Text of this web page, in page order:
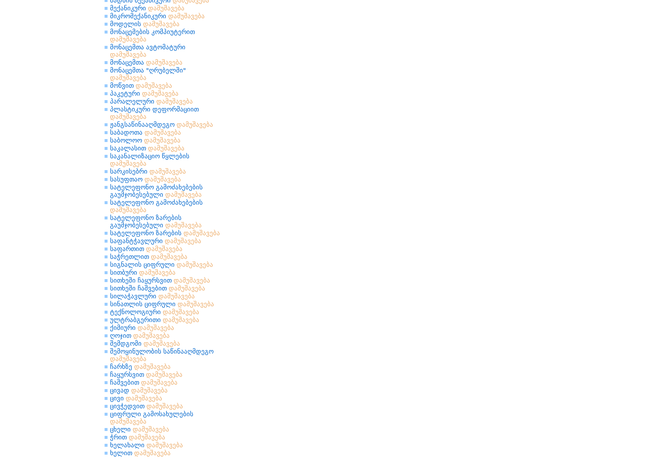
მექანიკური დამუშავება
მიკრომექანიკური დამუშავება
მოდელის დამუშავება
მონაცემების კომპიუტერით
დამუშავება
მონაცემთა ავტომატური
დამუშავება
მონაცემთა დამუშავება
მონაცემთა "ღრუბელში"
დამუშავება
მოწვით დამუშავება
პაკეტური დამუშავება
პარალელური დამუშავება
პლასტიკური დეფორმაციით
დამუშავება
ჟანგსაწინააღმდეგო დამუშავება
საბადოთა დამუშავება
საბოლოო დამუშავება
საკალასით დამუშავება
საკანალიზაციო წყლების
დამუშავება
სარკისებრი დამუშავება
სასუფთაო დამუშავება
სატელეფონო გამოძახებების
გაუმჯობესებული დამუშავება
სატელეფონო გამოძახებების
დამუშავება
სატელეფონო ზარების
გაუმჯობესებული დამუშავება
სატელეფონო ზარების დამუშავება
საფანტჭავლური დამუშავება
საფართით დამუშავება
საჭრეთლით დამუშავება
სიგნალის ციფრული დამუშავება
სითბური დამუშავება
სითხეში ჩაყურსვით დამუშავება
სითხეში ჩაშვებით დამუშავება
სილაჭავლური დამუშავება
სინათლის ციფრული დამუშავება
ტექნოლოგიური დამუშავება
ულტრაბგერითი დამუშავება
ქიმიური დამუშავება
ღოჯით დამუშავება
შემდგომი დამუშავება
შემოყინულობის საწინააღმდეგო
დამუშავება
ჩარხზე დამუშავება
ჩაყურსვით დამუშავება
ჩაშვებით დამუშავება
ცივად დამუშავება
ცივი დამუშავება
ცივჭედვით დამუშავება
ციფრული გამოსახულების
დამუშავება
ცხელი დამუშავება
ჭრით დამუშავება
ხელახალი დამუშავება
ხელით დამუშავება